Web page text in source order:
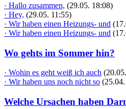
· Hallo zusammen, (29.05. 18:08)
· Hey, (29.05. 11:55)
· Wir haben einen Heizungs- und
· Wir haben einen Heizungs- und
Wo gehts im Sommer hin?
· Wohin es geht weiß ich auch
· Wir haben uns noch nicht so
Welche Ursachen haben